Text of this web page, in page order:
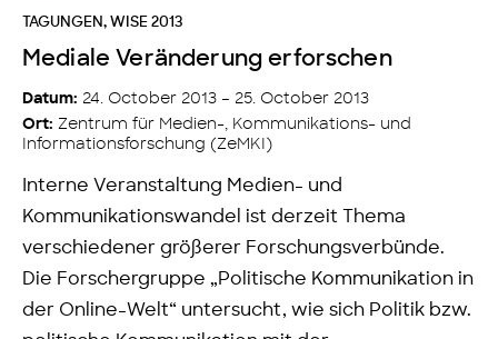
TAGUNGEN, WISE 2013
Mediale Veränderung erforschen
Datum: 24. October 2013 – 25. October 2013
Ort: Zentrum für Medien-, Kommunikations- und
Informationsforschung (ZeMKI)
Interne Veranstaltung Medien- und
Kommunikationswandel ist derzeit Thema
verschiedener größerer Forschungsverbünde.
Die Forschergruppe „Politische Kommunikation in
der Online-Welt“ untersucht, wie sich Politik bzw.